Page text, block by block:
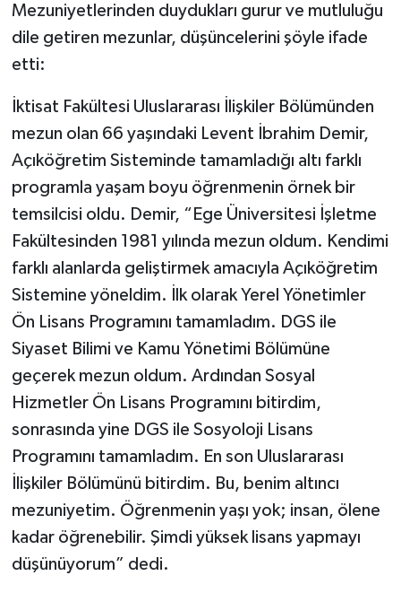
Mezuniyetlerinden duydukları gurur ve mutluluğu
dile getiren mezunlar, düşüncelerini şöyle ifade
etti:
İktisat Fakültesi Uluslararası İlişkiler Bölümünden
mezun olan 66 yaşındaki Levent İbrahim Demir,
Açıköğretim Sisteminde tamamladığı altı farklı
programla yaşam boyu öğrenmenin örnek bir
temsilcisi oldu. Demir, “Ege Üniversitesi İşletme
Fakültesinden 1981 yılında mezun oldum. Kendimi
farklı alanlarda geliştirmek amacıyla Açıköğretim
Sistemine yöneldim. İlk olarak Yerel Yönetimler
Ön Lisans Programını tamamladım. DGS ile
Siyaset Bilimi ve Kamu Yönetimi Bölümüne
geçerek mezun oldum. Ardından Sosyal
Hizmetler Ön Lisans Programını bitirdim,
sonrasında yine DGS ile Sosyoloji Lisans
Programını tamamladım. En son Uluslararası
İlişkiler Bölümünü bitirdim. Bu, benim altıncı
mezuniyetim. Öğrenmenin yaşı yok; insan, ölene
kadar öğrenebilir. Şimdi yüksek lisans yapmayı
düşünüyorum” dedi.